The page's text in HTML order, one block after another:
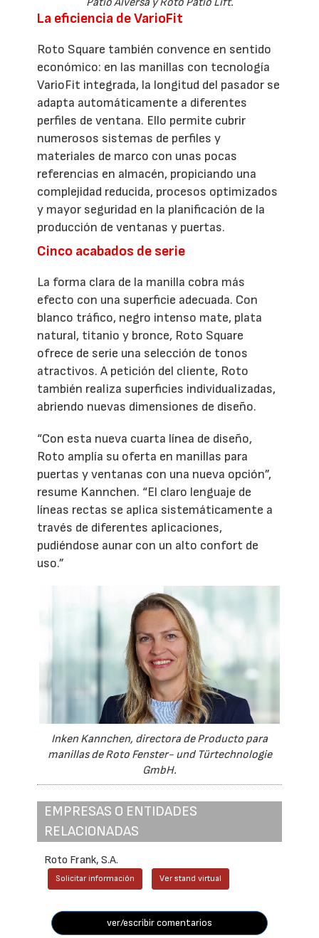
La eficiencia de VarioFit
Roto Square también convence en sentido
económico: en las manillas con tecnología
VarioFit integrada, la longitud del pasador se
adapta automáticamente a diferentes
perfiles de ventana. Ello permite cubrir
numerosos sistemas de perfiles y
materiales de marco con unas pocas
referencias en almacén, propiciando una
complejidad reducida, procesos optimizados
y mayor seguridad en la planificación de la
producción de ventanas y puertas.
Cinco acabados de serie
La forma clara de la manilla cobra más
efecto con una superficie adecuada. Con
blanco tráfico, negro intenso mate, plata
natural, titanio y bronce, Roto Square
ofrece de serie una selección de tonos
atractivos. A petición del cliente, Roto
también realiza superficies individualizadas,
abriendo nuevas dimensiones de diseño.
“Con esta nueva cuarta línea de diseño,
Roto amplía su oferta en manillas para
puertas y ventanas con una nueva opción”,
resume Kannchen. “El claro lenguaje de
líneas rectas se aplica sistemáticamente a
través de diferentes aplicaciones,
pudiéndose aunar con un alto confort de
uso.”
Inken Kannchen, directora de Producto para
manillas de Roto Fenster- und Türtechnologie
GmbH.
EMPRESAS O ENTIDADES
RELACIONADAS
Roto Frank, S.A.
Solicitar información Ver stand virtual
ver/escribir comentarios